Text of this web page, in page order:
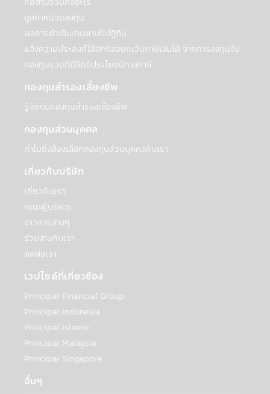
คำเตือนเฉพาะกองทุน
• ผู้ลงทุนไม่สามารถนำหน่วยลงทุนของกองทุน
รวมเพื่อการเลี้ยงชีพและกองทุนรวมหุ้นระยะ
ยาวไปจำหน่าย จ่าย โอน จำนำ หรือนำไปเป็น
หลักประกัน
• สำหรับการลงทุนในกองทุนรวมเพื่อการ
เลี้ยงชีพ และกองทุนรวมหุ้นระยะยาว ผู้ถือ
หน่วยลงทุน (ของกองทุนรวม) จะต้องปฏิบัติ
ตามเงื่อนไขการลงทุน และเงื่อนไขที่กำหนดโดย
กรมสรรพากรอย่างเคร่งครัดทุกประการ (ซึ่ง
สามารถศึกษาได้จากคู่มือการลงทุนที่บริษัท
จัดการได้จัดให้) มิฉะนั้นผู้ลงทุนจะไม่ได้รับสิทธิ
ประโยชน์ทางภาษี และ/หรือ ผู้ลงทุนอาจถูกหัก
หรือไม่สามารถขอคืนภาษี ณ ที่จ่ายจากกำไรที่
เกิดขึ้นตลอดจนผู้ลงทุนจะต้องคืนสิทธิประโยชน์
ทางภาษีที่เคยได้รับภายในกำหนดเวลา และ/
หรือ อาจจะต้องชำระเงินเพิ่ม และเบี้ยปรับตาม
ประมวลรัษฎากร อนึ่ง ผู้ลงทุนจะต้องเก็บ
เอกสารการลงทุนในกองทุนรวมถึงหลักฐาน
เพื่อพิสูจน์ว่าท่านได้ปฏิบัติตามเงื่อนไขของการ
ลงทุนที่กำหนดดังกล่าวอย่างครบถ้วน ทั้งนี้เพื่อ
ของท่านหากถูกเรียกถามในอนาคต อนึ่ง ผู้
ลงทุนควรขอรับ และศึกษาข้อมูลในหนังสือชี้
ชวน และคู่มือการลงทุนให้เข้าใจ หรือสอบถาม
รายละเอียดเพิ่มเติมได้ที่ บริษัทจัดการ หรือผู้
ขายหน่วยลงทุน
• กรณีกองทุนรวมที่มีการลงทุนในต่าง
ประเทศ และไม่ได้ป้องกันความเสี่ยงของอัตรา
มูลค่าหน่วยลงทุน
ผลการดำเนินงานตามปีปฏิทิน
แจ้งความประสงค์ใช้สิทธิขอยกเว้นภาษีเงินได้ จากการลงทุนใน
กองทุนรวมที่มีสิทธิประโยชน์ทางภาษี
กองทุนสำรองเลี้ยงชีพ
รู้จักกับกองทุนสำรองเลี้ยงชีพ
กองทุนส่วนบุคคล
ทำไมถึงต้องเลือกกองทุนส่วนบุคคลกับเรา
เกี่ยวกับบริษัท
เกี่ยวกับเรา
คณะผู้บริหาร
ข่าวสารต่างๆ
ร่วมงานกับเรา
ติดต่อเรา
เวปไซด์ที่เกี่ยวข้อง
Principal Financial Group
Principal Indonesia
Principal Islamic
Principal Malaysia
Principal Singapore
อื่นๆ